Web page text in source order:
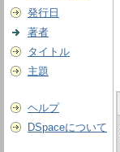
発行日
著者
タイトル
主題
ヘルプ
DSpaceについて